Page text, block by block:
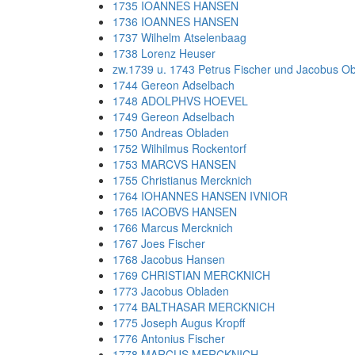
1735 IOANNES HANSEN
1736 IOANNES HANSEN
1737 Wilhelm Atselenbaag
1738 Lorenz Heuser
zw.1739 u. 1743 Petrus Fischer und Jacobus
1744 Gereon Adselbach
1748 ADOLPHVS HOEVEL
1749 Gereon Adselbach
1750 Andreas Obladen
1752 Wilhilmus Rockentorf
1753 MARCVS HANSEN
1755 Christianus Mercknich
1764 IOHANNES HANSEN IVNIOR
1765 IACOBVS HANSEN
1766 Marcus Mercknich
1767 Joes Fischer
1768 Jacobus Hansen
1769 CHRISTIAN MERCKNICH
1773 Jacobus Obladen
1774 BALTHASAR MERCKNICH
1775 Joseph Augus Kropff
1776 Antonius Fischer